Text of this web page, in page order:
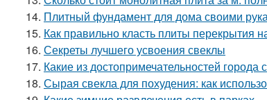
14. Плитный фундамент для дома своими
15. Как правильно класть плиты перекрытия
16. Секреты лучшего усвоения свеклы
17. Какие из достопримечательностей
18. Сырая свекла для похудения: как